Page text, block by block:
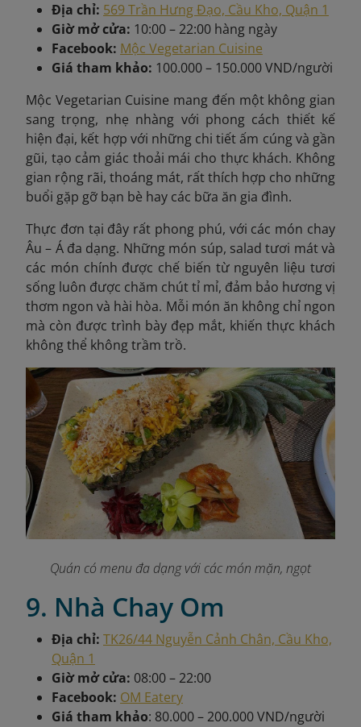
Địa chỉ: 569 Trần Hưng Đạo, Cầu Kho, Quận 1
Giờ mở cửa: 10:00 – 22:00 hàng ngày
Facebook: Mộc Vegetarian Cuisine
Giá tham khảo: 100.000 – 150.000 VND/người
Mộc Vegetarian Cuisine mang đến một không gian
sang trọng, nhẹ nhàng với phong cách thiết kế
hiện đại, kết hợp với những chi tiết ấm cúng và gần
gũi, tạo cảm giác thoải mái cho thực khách. Không
gian rộng rãi, thoáng mát, rất thích hợp cho những
buổi gặp gỡ bạn bè hay các bữa ăn gia đình.
Thực đơn tại đây rất phong phú, với các món chay
Âu – Á đa dạng. Những món súp, salad tươi mát và
các món chính được chế biến từ nguyên liệu tươi
sống luôn được chăm chút tỉ mỉ, đảm bảo hương vị
thơm ngon và hài hòa. Mỗi món ăn không chỉ ngon
mà còn được trình bày đẹp mắt, khiến thực khách
không thể không trầm trồ.
Quán có menu đa dạng với các món mặn, ngọt
9. Nhà Chay Om
Địa chỉ: TK26/44 Nguyễn Cảnh Chân, Cầu Kho,
Quận 1
Giờ mở cửa: 08:00 – 22:00
Facebook: OM Eatery
Giá tham khảo: 80.000 – 200.000 VND/người